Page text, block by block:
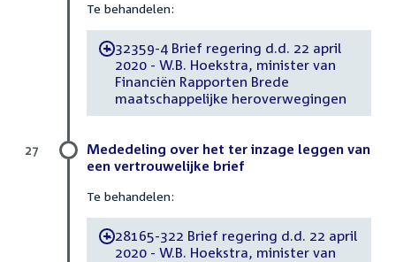
Te behandelen:
-32359-4 Brief regering d.d. 22 april
2020 - W.B. Hoekstra, minister van
Financiën Rapporten Brede
maatschappelijke heroverwegingen
Mededeling over het ter inzage leggen van
een vertrouwelijke brief
Te behandelen:
-28165-322 Brief regering d.d. 22 april
2020 - W.B. Hoekstra, minister van
27